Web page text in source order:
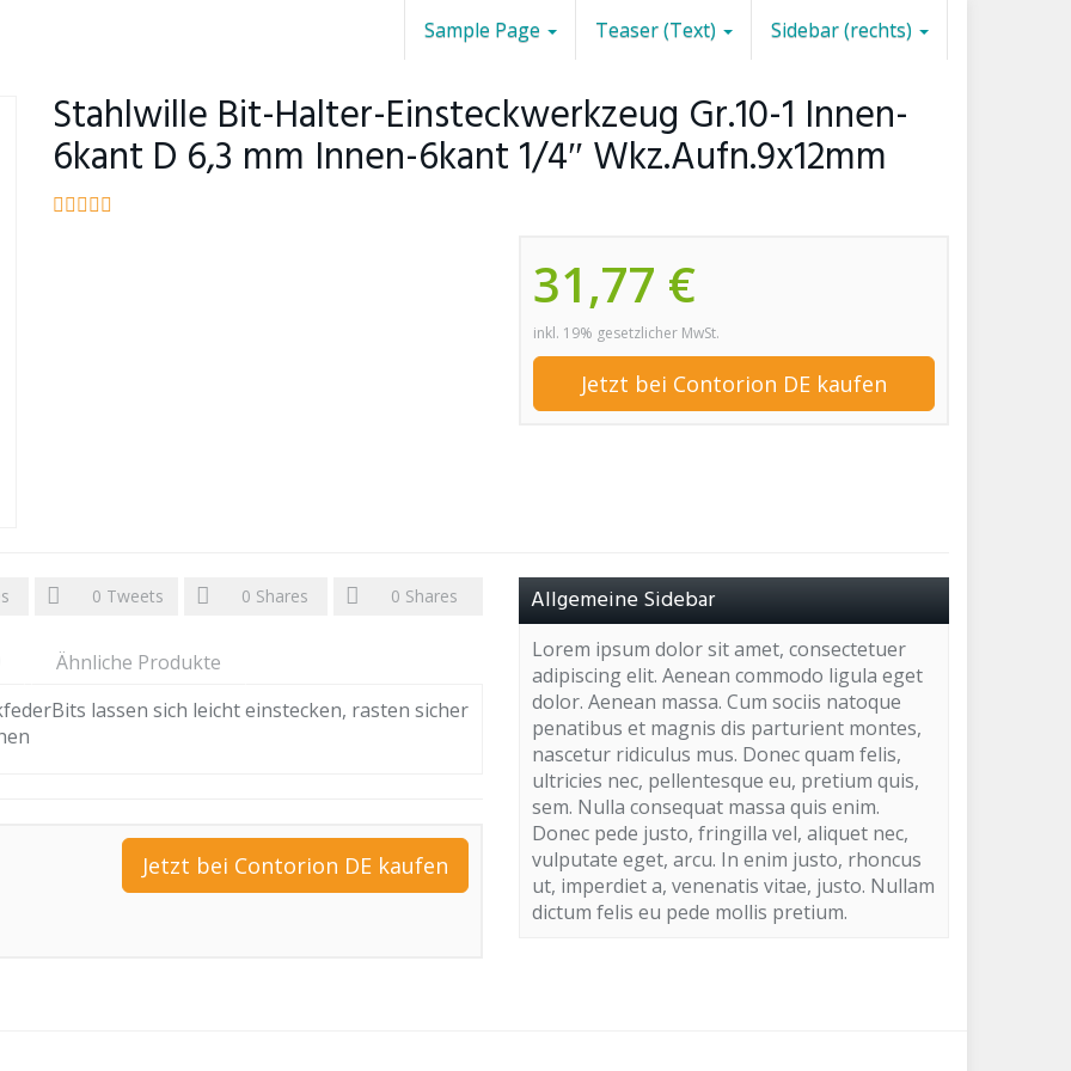
Sample Page Teaser (Text) Sidebar (rechts)
Stahlwille Bit-Halter-Einsteckwerkzeug Gr.10-1 Innen-
6kant D 6,3 mm Innen-6kant 1/4″ Wkz.Aufn.9x12mm
31,77 €
inkl. 19% gesetzlicher MwSt.
Jetzt bei Contorion DE kaufen
0 Tweets 0 Shares 0 Shares
Ähnliche Produkte
lassen sich leicht einstecken, rasten sicher
Jetzt bei Contorion DE kaufen
Allgemeine Sidebar
Lorem ipsum dolor sit amet, consectetuer
adipiscing elit. Aenean commodo ligula eget
dolor. Aenean massa. Cum sociis natoque
penatibus et magnis dis parturient montes,
nascetur ridiculus mus. Donec quam felis,
ultricies nec, pellentesque eu, pretium quis,
sem. Nulla consequat massa quis enim.
Donec pede justo, fringilla vel, aliquet nec,
vulputate eget, arcu. In enim justo, rhoncus
ut, imperdiet a, venenatis vitae, justo. Nullam
dictum felis eu pede mollis pretium.